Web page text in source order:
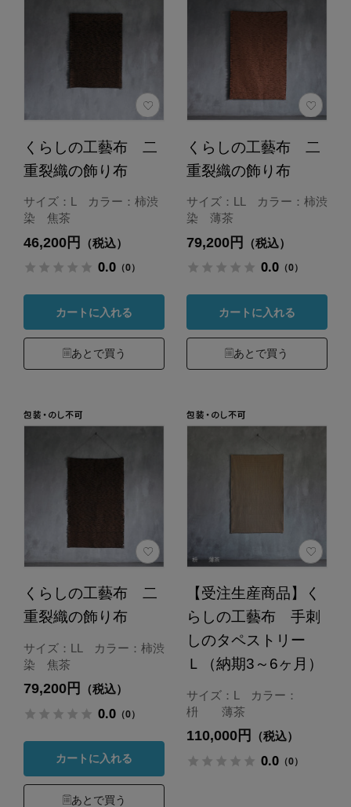
くらしの工藝布 二
重裂織の飾り布
サイズ：L カラー：柿渋
染 焦茶
46,200円 （税込）
0.0（0）
カートに入れる
あとで買う
くらしの工藝布 二
重裂織の飾り布
サイズ：LL カラー：柿渋
染 薄茶
79,200円 （税込）
0.0（0）
カートに入れる
あとで買う
くらしの工藝布 二
重裂織の飾り布
サイズ：LL カラー：柿渋
染 焦茶
79,200円 （税込）
0.0（0）
カートに入れる
あとで買う
【受注生産商品】く
らしの工藝布 手刺
しのタペストリー
Ｌ（納期3～6ヶ月）
サイズ：L カラー：
枡 薄茶
110,000円 （税込）
0.0（0）